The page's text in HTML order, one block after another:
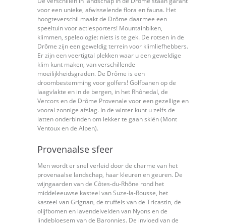
voor een unieke, afwisselende flora en fauna. Het
hoogteverschil maakt de Drôme daarmee een
speeltuin voor actiesporters! Mountainbiken,
klimmen, speleologie: niets is te gek. De rotsen in de
Drôme zijn een geweldig terrein voor klimliefhebbers.
Er zijn een veertigtal plekken waar u een geweldige
klim kunt maken, van verschillende
moeilijkheidsgraden. De Drôme is een
droombestemming voor golfers! Golfbanen op de
laagvlakte en in de bergen, in het Rhônedal, de
Vercors en de Drôme Provenale voor een gezellige en
vooral zonnige afslag. In de winter kunt u zelfs de
latten onderbinden om lekker te gaan skiën (Mont
Ventoux en de Alpen).
Provenaalse sfeer
Men wordt er snel verleid door de charme van het
provenaalse landschap, haar kleuren en geuren. De
wijngaarden van de Côtes-du-Rhône rond het
middeleeuwse kasteel van Suze-la-Rousse, het
kasteel van Grignan, de truffels van de Tricastin, de
olijfbomen en lavendelvelden van Nyons en de
lindebloesem van de Baronnies. De invloed van de